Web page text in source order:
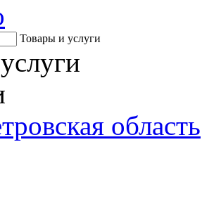
Товары и услуги
область